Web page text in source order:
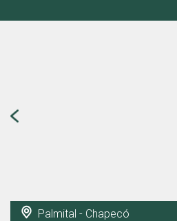
Palmital - Chapecó